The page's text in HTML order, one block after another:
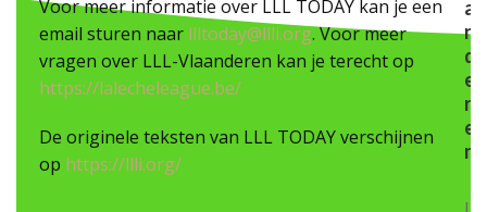
Voor meer informatie over LLL TODAY kan je een
email sturen naar llltoday@llli.org. Voor meer
vragen over LLL-Vlaanderen kan je terecht op
https://lalecheleague.be/
De originele teksten van LLL TODAY verschijnen
op https://llli.org/
a
n
d
e
r
e
n